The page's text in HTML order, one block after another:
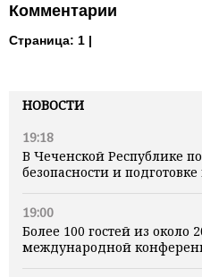
НОВОСТИ
19:18
В Чеченской Республике
безопасности и
19:00
Более 100 гостей из около
международной
Комментарии
Страница: 1 |